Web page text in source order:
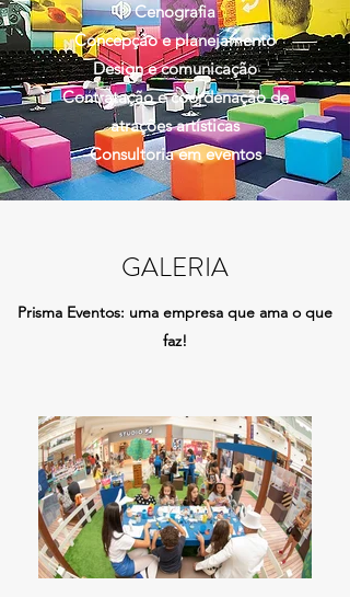
Cenografia
Concepção e planejamento
Design e comunicação
Contratação e coordenação de
atrações artísticas
Consultoria em eventos
GALERIA
Prisma Eventos: uma empresa que ama o que
faz!